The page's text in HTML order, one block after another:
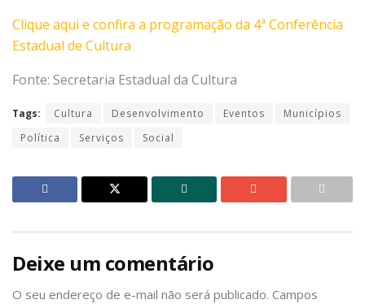
Clique aqui e confira a programação da 4ª Conferência
Estadual de Cultura
Fonte: Secretaria Estadual da Cultura
Tags: Cultura Desenvolvimento Eventos
Municípios
Política
Serviços Social
Deixe um comentário
O seu endereço de e-mail não será publicado. Campos